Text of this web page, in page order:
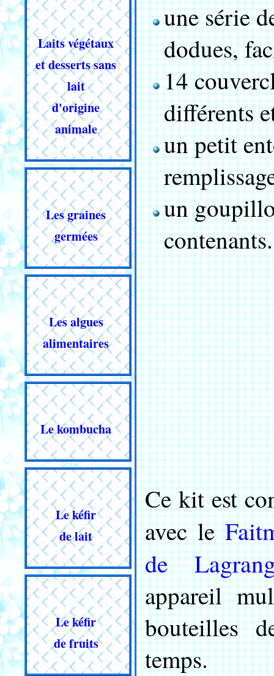
Laits végétaux
et desserts sans
lait
d'origine
animale
Les graines
germées
Les algues
alimentaires
Le kombucha
Le kéfir
de lait
Le kéfir
de fruits
une série
dodues,
14
différents
un petit
un
contenants.
Ce kit est
avec le
de
appareil
bouteilles
temps.